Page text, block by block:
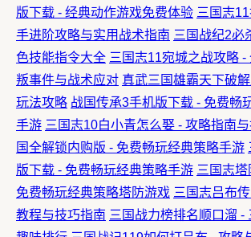
版下载 - 经典动作游戏免费体验 三国志
手进阶攻略与实用战术指南 三国战纪2必
色技能指令大全 三国志11宛城之战攻略 -
叛事件与战术应对 真武三国雄霸天下破
玩法攻略 战国传承3手机版下载 - 免费畅
手游 三国志10白小青怎么娶 - 攻略指南
国全解锁内购版 - 免费畅玩经典策略手游
版下载 - 免费畅玩经典策略手游 三国志
免费畅玩经典策略塔防游戏 三国志吕布
教程与技巧指南 三国战力榜排名顺口溜 -